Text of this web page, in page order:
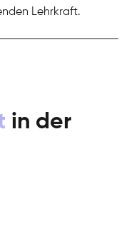
Lehrkraft.
in der